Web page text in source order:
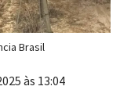
Brasil
às 13:04